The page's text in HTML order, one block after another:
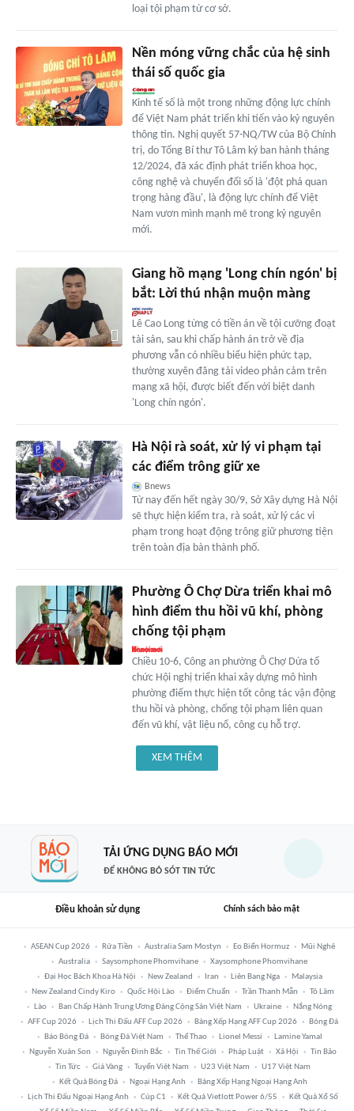
loại tội phạm từ cơ sở.
Nền móng vững chắc của hệ sinh
thái số quốc gia
Kinh tế số là một trong những động lực chính
để Việt Nam phát triển khi tiến vào kỷ nguyên
thông tin. Nghị quyết 57-NQ/TW của Bộ Chính
trị, do Tổng Bí thư Tô Lâm ký ban hành tháng
12/2024, đã xác định phát triển khoa học,
công nghệ và chuyển đổi số là 'đột phá quan
trọng hàng đầu', là động lực chính để Việt
Nam vươn mình mạnh mẽ trong kỷ nguyên
mới.
Giang hồ mạng 'Long chín ngón' bị
bắt: Lời thú nhận muộn màng
Lê Cao Long từng có tiền án về tội cưỡng đoạt
tài sản, sau khi chấp hành án trở về địa
phương vẫn có nhiều biểu hiện phức tạp,
thường xuyên đăng tải video phản cảm trên
mạng xã hội, được biết đến với biệt danh
'Long chín ngón'.
Hà Nội rà soát, xử lý vi phạm tại
các điểm trông giữ xe
Bnews
Từ nay đến hết ngày 30/9, Sở Xây dựng Hà Nội
sẽ thực hiện kiểm tra, rà soát, xử lý các vi
phạm trong hoạt động trông giữ phương tiện
trên toàn địa bàn thành phố.
Phường Ô Chợ Dừa triển khai mô
hình điểm thu hồi vũ khí, phòng
chống tội phạm
Chiều 10-6, Công an phường Ô Chợ Dừa tổ
chức Hội nghị triển khai xây dựng mô hình
phường điểm thực hiện tốt công tác vận động
thu hồi và phòng, chống tội phạm liên quan
đến vũ khí, vật liệu nổ, công cụ hỗ trợ.
XEM THÊM
TẢI ỨNG DỤNG BÁO MỚI
ĐỂ KHÔNG BỎ SÓT TIN TỨC
Điều khoản sử dụng Chính sách bảo mật
ASEAN Cup 2026 Rửa Tiền Australia Sam Mostyn Eo Biển Hormuz
Mũi Nghê
Australia
Saysomphone Phomvihane
Xaysomphone Phomvihane
Đại Học Bách Khoa Hà Nội
New Zealand Iran Liên Bang Nga
Malaysia
New Zealand Cindy Kiro
Quốc Hội Lào Điểm Chuẩn Trần Thanh Mẫn
Tô Lâm
Lào
Ban Chấp Hành Trung Ương Đảng Cộng Sản Việt Nam Ukraine
Nắng Nóng
AFF Cup 2026
Lịch Thi Đấu AFF Cup 2026 Bảng Xếp Hạng AFF Cup 2026
Bóng Đá
Báo Bóng Đá
Bóng Đá Việt Nam Thể Thao Lionel Messi
Lamine Yamal
Nguyễn Xuân Son
Nguyễn Đình Bắc Tin Thế Giới Pháp Luật Xã Hội
Tin Bão
Tin Tức
Giá Vàng Tuyển Việt Nam U23 Việt Nam
U17 Việt Nam
Kết Quả Bóng Đá
Ngoại Hạng Anh
Bảng Xếp Hạng Ngoại Hạng Anh
Lịch Thi Đấu Ngoại Hạng Anh
Cúp C1 Kết Quả Vietlott Power 6/55
Kết Quả Xổ Số